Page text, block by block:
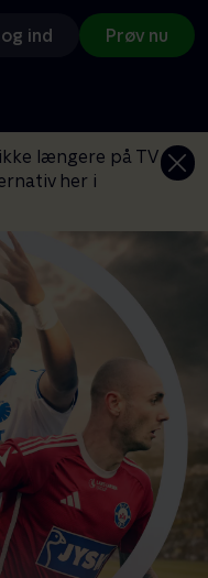
ind Prøv nu
længere på TV
her i